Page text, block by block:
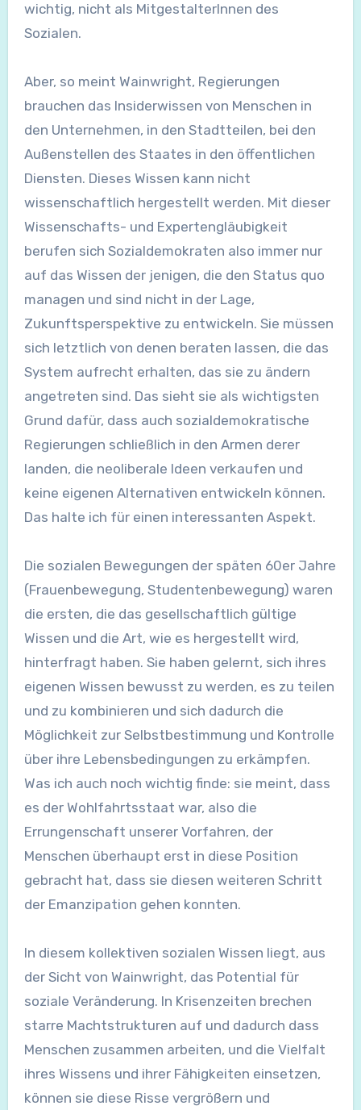
wichtig, nicht als MitgestalterInnen des
Sozialen.
Aber, so meint Wainwright, Regierungen
brauchen das Insiderwissen von Menschen in
den Unternehmen, in den Stadtteilen, bei den
Außenstellen des Staates in den öffentlichen
Diensten. Dieses Wissen kann nicht
wissenschaftlich hergestellt werden. Mit dieser
Wissenschafts- und Expertengläubigkeit
berufen sich Sozialdemokraten also immer nur
auf das Wissen der jenigen, die den Status quo
managen und sind nicht in der Lage,
Zukunftsperspektive zu entwickeln. Sie müssen
sich letztlich von denen beraten lassen, die das
System aufrecht erhalten, das sie zu ändern
angetreten sind. Das sieht sie als wichtigsten
Grund dafür, dass auch sozialdemokratische
Regierungen schließlich in den Armen derer
landen, die neoliberale Ideen verkaufen und
keine eigenen Alternativen entwickeln können.
Das halte ich für einen interessanten Aspekt.
Die sozialen Bewegungen der späten 60er Jahre
(Frauenbewegung, Studentenbewegung) waren
die ersten, die das gesellschaftlich gültige
Wissen und die Art, wie es hergestellt wird,
hinterfragt haben. Sie haben gelernt, sich ihres
eigenen Wissen bewusst zu werden, es zu teilen
und zu kombinieren und sich dadurch die
Möglichkeit zur Selbstbestimmung und Kontrolle
über ihre Lebensbedingungen zu erkämpfen.
Was ich auch noch wichtig finde: sie meint, dass
es der Wohlfahrtsstaat war, also die
Errungenschaft unserer Vorfahren, der
Menschen überhaupt erst in diese Position
gebracht hat, dass sie diesen weiteren Schritt
der Emanzipation gehen konnten.
In diesem kollektiven sozialen Wissen liegt, aus
der Sicht von Wainwright, das Potential für
soziale Veränderung. In Krisenzeiten brechen
starre Machtstrukturen auf und dadurch dass
Menschen zusammen arbeiten, und die Vielfalt
ihres Wissens und ihrer Fähigkeiten einsetzen,
können sie diese Risse vergrößern und